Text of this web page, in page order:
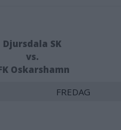
Djursdala SK
vs.
Oskarshamn
FREDAG